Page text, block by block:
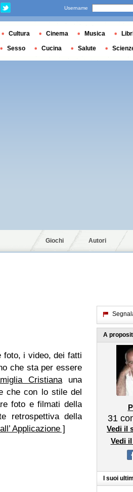
Giochi Autori
foto, i video, dei fatti
che sta per essere
Cristianauna
che con lo stile del
foto e filmati della
retrospettiva della
Applicazione ]
A
31
Vedi il
Vedi
I suoi
Username
Cultura Cinema Musica
Sesso Cucina Salute